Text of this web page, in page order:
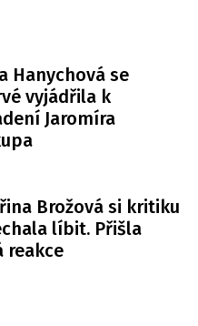
Hanychová se
vyjádřila k
Jaromíra
Brožová si kritiku
líbit. Přišla
reakce